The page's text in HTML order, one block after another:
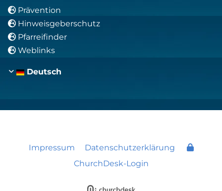
 Prävention
 Hinweisgeberschutz
 Pfarreifinder
 Weblinks
Deutsch
Impressum
Datenschutzerklärung
ChurchDesk-Login